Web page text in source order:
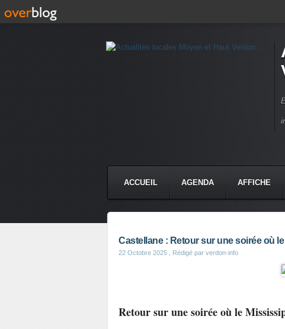
ACCUEIL AGENDA AFFICHE
Castellane : Retour sur une soirée où
22 Octobre 2025 , Rédigé par verdon-info
Retour sur une soirée où le